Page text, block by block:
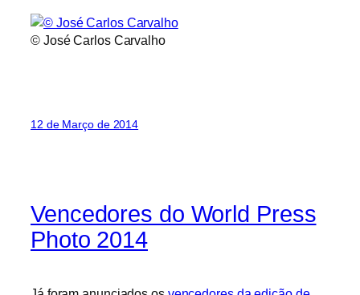
© José Carlos Carvalho
12 de Março de 2014
Vencedores do World Press
Photo 2014